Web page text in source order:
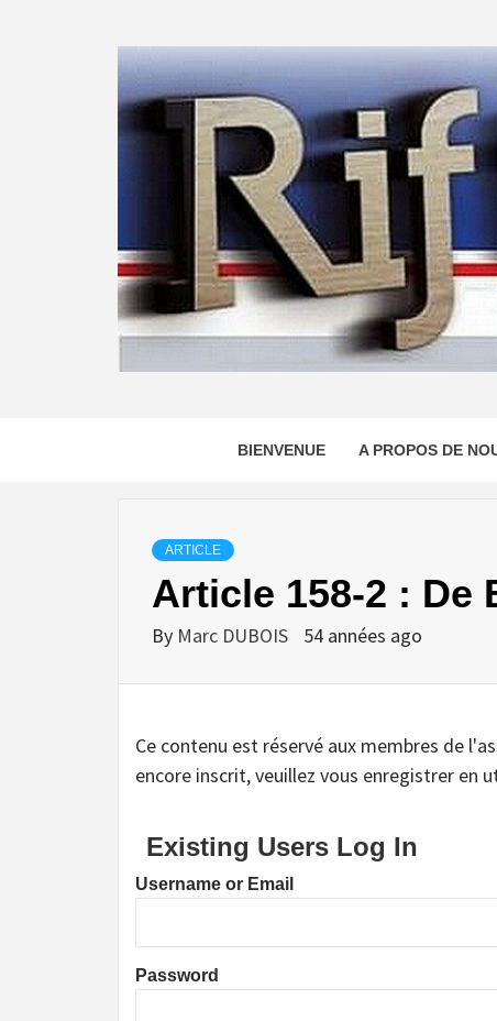
BIENVENUE A PROPOS DE
ARTICLE
Article 158-2 :
By Marc DUBOIS 54 années ago
Ce contenu est réservé aux membres de
encore inscrit, veuillez vous enregistrer en
Existing Users Log In
Username or Email
Password